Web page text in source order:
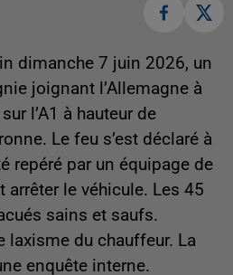
dimanche 7 juin 2026, un
joignant l’Allemagne à
l’A1 à hauteur de
Le feu s’est déclaré à
repéré par un équipage de
arrêter le véhicule. Les 45
sains et saufs.
laxisme du chauffeur. La
enquête interne.